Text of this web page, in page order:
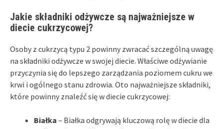
Jakie składniki odżywcze są najważniejsze w
diecie cukrzycowej?
Osoby z cukrzycą typu 2 powinny zwracać szczególną uwagę
na składniki odżywcze w swojej diecie. Właściwe odżywianie
przyczynia się do lepszego zarządzania poziomem cukru we
krwi i ogólnego stanu zdrowia. Oto najważniejsze składniki,
które powinny znaleźć się w diecie cukrzycowej:
Białka – Białka odgrywają kluczową rolę w diecie dla